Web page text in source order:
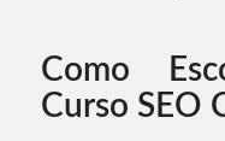
Como
Curso SEO